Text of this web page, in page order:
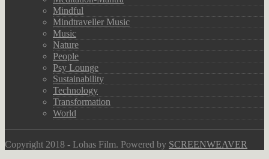
Mindful
Mindtraveller Music
Music
Nature
People
Psy Lounge
Sustainability
Technology
Transformation
World
Copyright 2018 - Lohas Film. Powered by SCREENWEAVER